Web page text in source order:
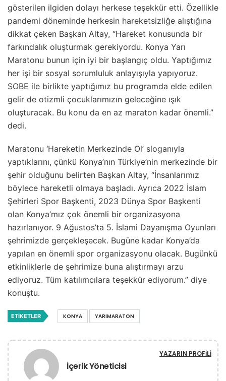
gösterilen ilgiden dolayı herkese teşekkür etti. Özellikle
pandemi döneminde herkesin hareketsizliğe alıştığına
dikkat çeken Başkan Altay, “Hareket konusunda bir
farkındalık oluşturmak gerekiyordu. Konya Yarı
Maratonu bunun için iyi bir başlangıç oldu. Yaptığımız
her işi bir sosyal sorumluluk anlayışıyla yapıyoruz.
SOBE ile birlikte yaptığımız bu programda elde edilen
gelir de otizmli çocuklarımızın geleceğine ışık
oluşturacak. Bu konu da en az maraton kadar önemli.”
dedi.
Maratonu ‘Hareketin Merkezinde Ol’ sloganıyla
yaptıklarını, çünkü Konya’nın Türkiye’nin merkezinde bir
şehir olduğunu belirten Başkan Altay, “İnsanlarımız
böylece hareketli olmaya başladı. Ayrıca 2022 İslam
Şehirleri Spor Başkenti, 2023 Dünya Spor Başkenti
olan Konya’mız çok önemli bir organizasyona
hazırlanıyor. 9 Ağustos’ta 5. İslami Dayanışma Oyunları
şehrimizde gerçekleşecek. Bugüne kadar Konya’da
yapılan en önemli spor organizasyonu olacak. Bugünkü
etkinliklerle de şehrimize buna alıştırmayı arzu
ediyoruz. Tüm katılımcılara teşekkür ediyorum.” diye
konuştu.
ETIKETLER KONYA YARIMARATON
İçerik Yöneticisi
YAZARIN PROFILI